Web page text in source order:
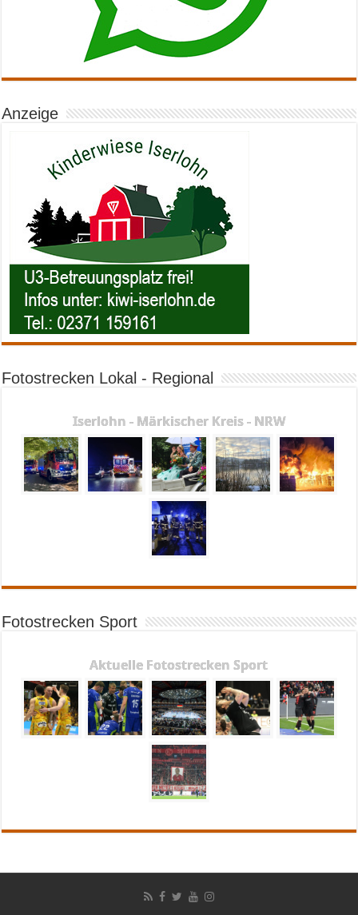
Anzeige
Fotostrecken Lokal - Regional
Iserlohn - Märkischer Kreis - NRW
Fotostrecken Sport
Aktuelle Fotostrecken Sport